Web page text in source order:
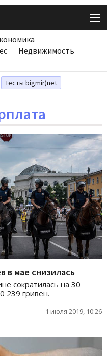
Недвижимость
Тесты bigmir)net
в мае снизилась
сократилась на 30
239 гривен.
1 июля 2019, 10:26